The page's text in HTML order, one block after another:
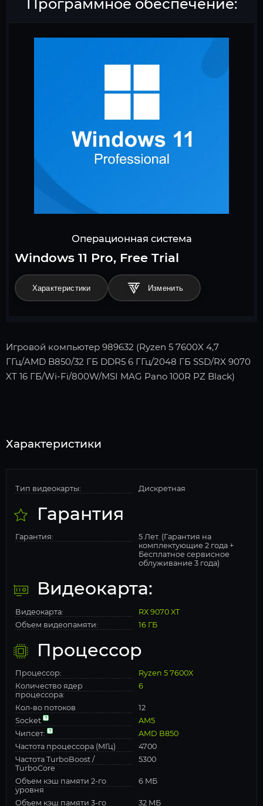
Программное обеспечение:
Операционная система
Windows 11 Pro, Free Trial
Характеристики
Игровой компьютер 989632 (Ryzen 5 7600X 4,7
ГГц/AMD B850/32 ГБ DDR5 6 ГГц/2048 ГБ SSD/RX 9070
XT 16 ГБ/Wi-Fi/800W/MSI MAG Pano 100R PZ Black)
Характеристики
Тип видеокарты: Дискретная
Гарантия
Гарантия:
5 Лет. (Гарантия на
комплектующие 2 года +
Бесплатное сервисное
облуживание 3 года)
Видеокарта:
Видеокарта:
RX 9070 XT
Объем видеопамяти:
16 ГБ
Процессор
Процессор:
Ryzen 5 7600X
Количество ядер
процессора:
6
Кол-во потоков
12
Socket
AM5
Чипсет:
AMD B850
Частота процессора (МГц)
4700
Частота TurboBoost /
TurboCore
5300
Объем кэш памяти 2-го
уровня
6 МБ
Объем кэш памяти 3-го
32 МБ